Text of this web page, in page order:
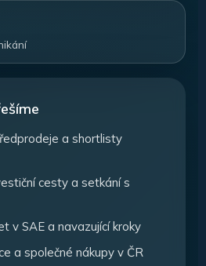
a shortlisty
cesty a setkání s
v SAE a navazující kroky
a společné nákupy v ČR